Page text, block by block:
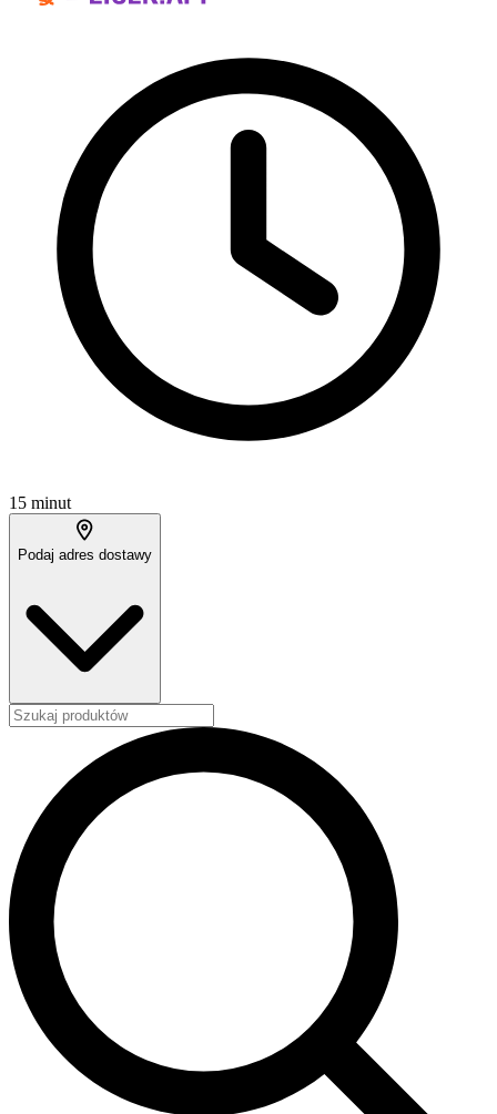
15 minut
Podaj adres dostawy